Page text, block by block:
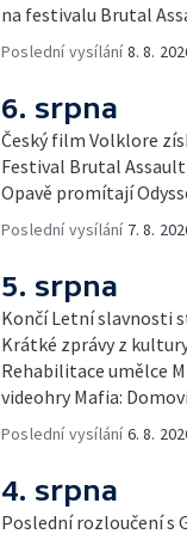
na festivalu Brutal
Poslední vysílání8. 8.
6. srpna
Český film Volklore
Festival Brutal
Opavě promítají
Poslední vysílání 7. 8.
5. srpna
Končí Letní slavnosti
Krátké zprávy z
Rehabilitace umělce
videohry Mafia:
Poslední vysílání6. 8.
4. srpna
Poslední rozloučení s